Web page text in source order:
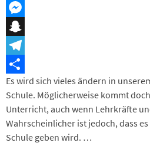
Threema
Messenger
Snapchat
Telegram
Teilen
Es wird sich vieles ändern in
Schule. Möglicherweise kommt
Unterricht, auch wenn Lehrkräfte
Wahrscheinlicher ist jedoch, dass
Schule geben wird. …